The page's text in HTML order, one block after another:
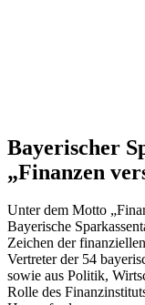
Bayerischer
„Finanzen
Unter dem Motto
Bayerische
Zeichen der
Vertreter der 54
sowie aus Politik,
Rolle des